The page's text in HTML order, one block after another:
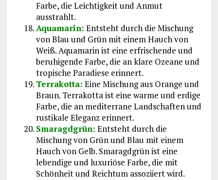
Farbe, die Leichtigkeit und Anmut
ausstrahlt.
Aquamarin: Entsteht durch die Mischung
von Blau und Grün mit einem Hauch von
Weiß. Aquamarin ist eine erfrischende und
beruhigende Farbe, die an klare Ozeane und
tropische Paradiese erinnert.
Terrakotta: Eine Mischung aus Orange und
Braun. Terrakotta ist eine warme und erdige
Farbe, die an mediterrane Landschaften und
rustikale Eleganz erinnert.
Smaragdgrün: Entsteht durch die
Mischung von Grün und Blau mit einem
Hauch von Gelb. Smaragdgrün ist eine
lebendige und luxuriöse Farbe, die mit
Schönheit und Reichtum assoziiert wird.